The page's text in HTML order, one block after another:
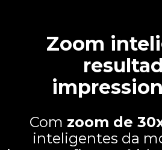
Zoom
Com zoom de
inteligentes da